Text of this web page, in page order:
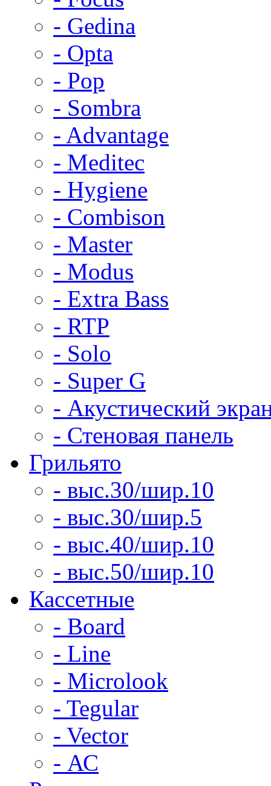
- Gedina
- Opta
- Pop
- Sombra
- Advantage
- Meditec
- Hygiene
- Combison
- Master
- Modus
- Extra Bass
- RTP
- Solo
- Super G
- Акустический
- Стеновая панель
Грильято
- выс.30/шир.10
- выс.30/шир.5
- выс.40/шир.10
- выс.50/шир.10
Кассетные
- Board
- Line
- Microlook
- Tegular
- Vector
- АС